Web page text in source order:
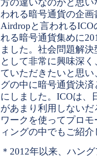
方の違いなのかと思
われる暗号通貨の企
Airdropと言われる
れる暗号通貨集めに
ました。社会問題解
として非常に興味深
ていただきたいと思
グの中に暗号通貨決
にしました。ICOは、
があまり利用しない
ワークを使ってプロ
ィングの中でもご紹
＊2012年以来、ハン